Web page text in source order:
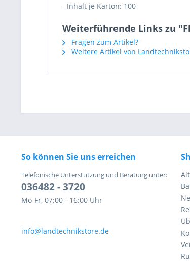
- Inhalt je Karton: 100
Weiterführende Links zu
Fragen zum Artikel?
Weitere Artikel von
So können Sie uns erreichen
Telefonische Unterstützung und Beratung unter:
036482 - 3720
Mo-Fr, 07:00 - 16:00 Uhr
info@landtechnikstore.de